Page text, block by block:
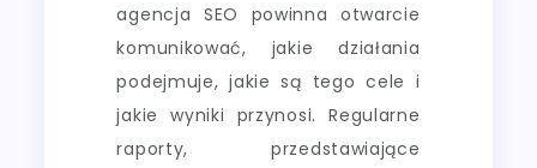
agencja SEO powinna otwarcie
komunikować, jakie działania
podejmuje, jakie są tego cele i
jakie wyniki przynosi. Regularne
raporty, przedstawiające